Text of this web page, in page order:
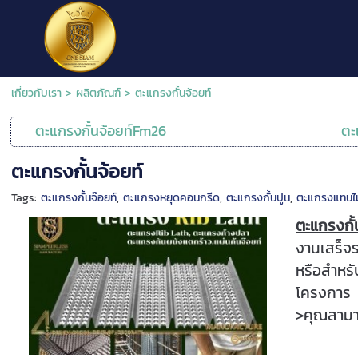
เกี่ยวกับเรา> ผลิตภัณฑ์> ตะแกรงกั้นจ้อยท์
ตะแกรงกั้นจ้อยท์Fm26 ต
ตะแกรงกั้นจ้อยท์
Tags: ตะแกรงกั้นจ๊อยท์, ตะแกรงหยุดคอนกรีด, ตะแกรงกั้นปูน, ตะแกรงแทน
ตะแกรง
งานเสร็
หรือสำห
โครงกา
>คุณสาม